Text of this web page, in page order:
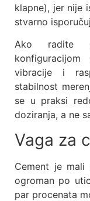
klapne), jer nije
stvarno
Ako radite
vibracije i
stabilnost
se u praksi
doziranja, a ne
Vaga za
Cement je
ogroman po
par procenata